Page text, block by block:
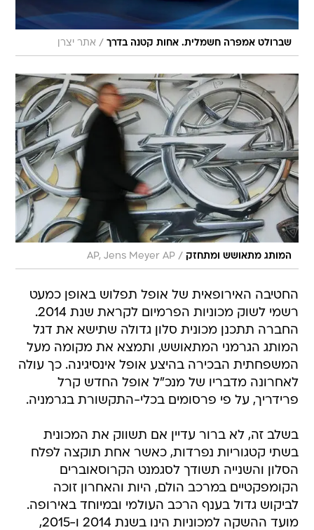
שברולט אמפרה חשמלית. אחות קטנה בדרך / אתר יצרן
המותג מתאושש ומתחזק /
AP, Jens Meyer AP
החטיבה האירופאית של אופל תפלוש באופן כמעט
רשמי לשוק מכוניות הפרמיום לקראת שנת 2014.
החברה תתכנן מכונית סלון גדולה שתישא את דגל
המותג הגרמני המתאושש, ותמצא את מקומה מעל
המשפחתית הבכירה בהיצע אופל אינסיגינה. כך עולה
לאחרונה מדבריו של מנכ"ל אופל החדש קרל
פרידריך, על פי פרסומים בכלי-התקשורת בגרמניה.
בשלב זה, לא ברור עדיין אם תשווק את המכונית
בשתי קטגוריות נפרדות, כאשר אחת תוקצה לפלח
הסלון והשנייה תשודך לסגמנט הקרוסאוברים
הקומפקטיים במרכב הולם, היות והאחרון זוכה
לביקוש גדול בענף הרכב העולמי ובמיוחד באירופה.
מועד ההשקה למכוניות הינו בשנת 2014 ו-2015,